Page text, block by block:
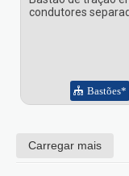
condutores
Bastões*
Carregar mais